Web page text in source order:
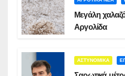
Μεγάλη
Αργολίδα
ΑΣΤΥΝΟΜΙΚΑ